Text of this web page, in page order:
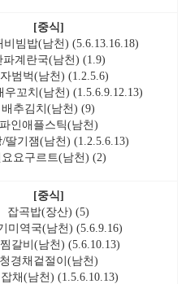
[중식]
비빔밥(남천) (5.6.13.16.18)
파계란국(남천) (1.9)
범벅(남천) (1.2.5.6)
우꼬치(남천) (1.5.6.9.12.13)
배추김치(남천) (9)
파인애플스틱(남천)
딸기잼(남천) (1.2.5.6.13)
요요구르트(남천) (2)
[중식]
잡곡밥(장산) (5)
미역국(남천) (5.6.9.16)
갈비(남천) (5.6.10.13)
청경채겉절이(남천)
채(남천) (1.5.6.10.13)